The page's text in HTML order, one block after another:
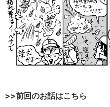
>>前回のお話はこちら